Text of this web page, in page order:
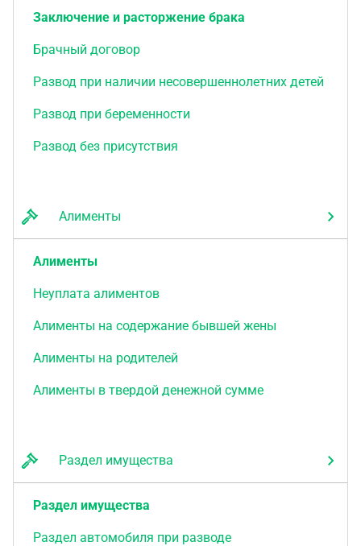
Заключение и расторжение брака
Брачный договор
Развод при наличии несовершеннолетних детей
Развод при беременности
Развод без присутствия
Алименты
Алименты
Неуплата алиментов
Алименты на содержание бывшей жены
Алименты на родителей
Алименты в твердой денежной сумме
Раздел имущества
Раздел имущества
Раздел автомобиля при разводе